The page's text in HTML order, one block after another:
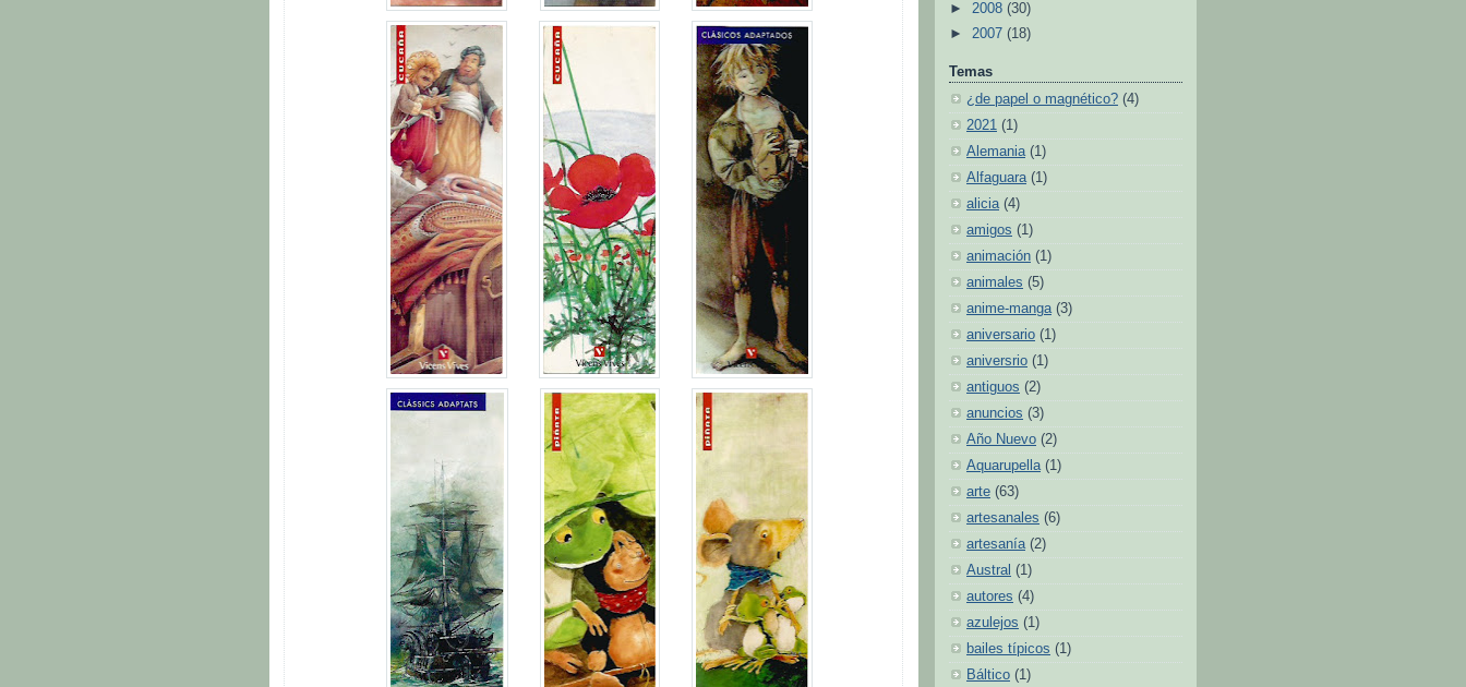
► 2008 (30)
► 2007 (18)
Temas
¿de papel o magnético? (4)
2021 (1)
Alemania (1)
Alfaguara (1)
alicia (4)
amigos (1)
animación (1)
animales (5)
anime-manga (3)
aniversario (1)
aniversrio (1)
antiguos (2)
anuncios (3)
Año Nuevo (2)
Aquarupella (1)
arte (63)
artesanales (6)
artesanía (2)
Austral (1)
autores (4)
azulejos (1)
bailes típicos (1)
Báltico (1)